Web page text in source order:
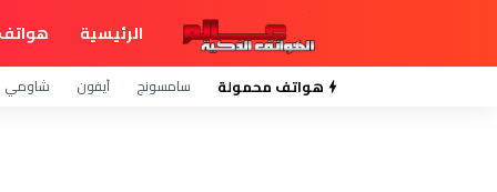
الرئيسية
هواتف محمولة سامسونج آيفون شاومي